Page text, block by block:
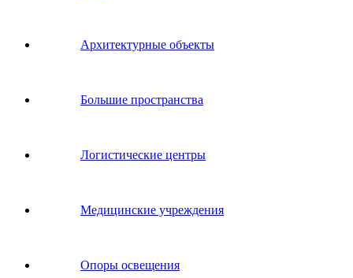
Архитектурные объекты
Большие пространства
Логистические центры
Медицинские учреждения
Опоры освещения